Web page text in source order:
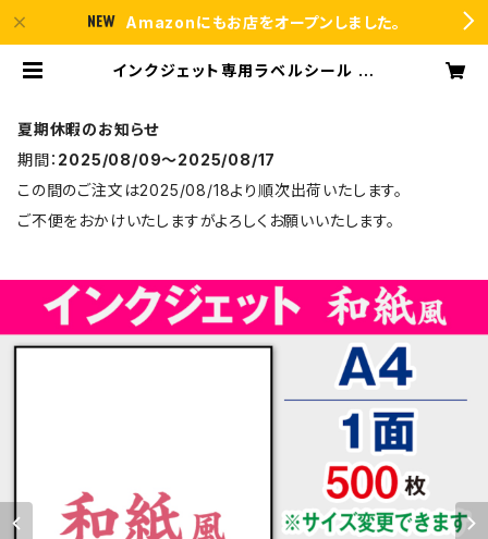
Amazonにもお店をオープンしました。
インクジェット専用ラベルシール 和
夏期休暇のお知らせ
期間： 2025/08/09〜2025/08/17
この間のご注文は2025/08/18より順次出荷いたします。
ご不便をおかけいたしますがよろしくお願いいたします。